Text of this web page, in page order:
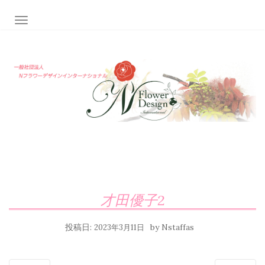
ナビゲーション切り替え
才田優子2
投稿日: 2023年3月11日 by Nstaffas